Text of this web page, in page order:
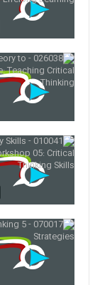
26